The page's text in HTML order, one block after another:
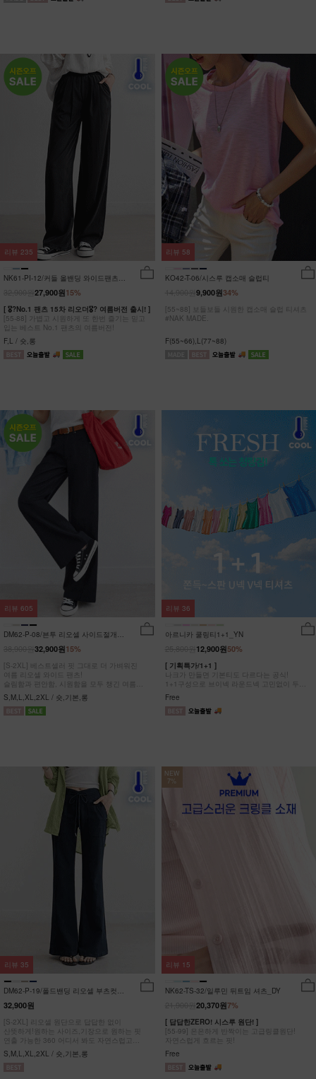
NK61-PI-12/커들 올밴딩 와이드팬츠
15%
27,900원
[ 🎖?No.1 팬츠 15차 리오더🎖? 여름버전 출시! ]
[55-88] 가볍고 시원하게 또 한번 즐기는 믿고
입는 베스트 No.1 팬츠의 여름버전!
F,L / 숏,롱
리뷰 235
KO42-T-06/시스루 캡소매 슬럽티
34%
9,900원
[55~88] 보들보들 시원한 캡소매 슬럽 티셔츠
#NAK MADE.
F(55~66),L(77~88)
리뷰 58
DM62-P-08/븐투 리오셀 사이드절개팬
15%
32,900원
[S-2XL] 베스트셀러 핏 그대로 더 가벼워진
여름 리오셀 와이드 팬츠!
슬림함과 편안함, 시원함을 모두 챙긴 여름
완전정복 팬츠
S,M,L,XL,2XL / 숏,기본,롱
리뷰 605
아르니카 쿨링티1+1_YN
50%
12,900원
[ 기획특가/1+1 ]
나크가 만들면 기본티도 다르다는 공식!
1+1구성으로 브이넥 라운드넥 고민없이 두장
다 챙겨가세요
Free
리뷰 36
DM62-P-19/폴드밴딩 리오셀 부츠컷팬
츠_HR
32,900원
[S-2XL] 리오셀 원단으로 답답한 없이
산뜻하게!원하는 사이즈,기장으로 원하는 핏
연출 가능한 360 어디서 봐도 자연스럽고
균형잡힌 부츠컷 팬츠
S,M,L,XL,2XL / 숏,기본,롱
리뷰 35
NEW
7%
NK62-TS-32/일루민 뒤트임 셔츠_DY
7%
20,370원
[ 답답한ZERO! 시스루 원단! ]
[55-99] 은은하게 반짝이는 고급링클원단!
자연스럽게 흐르는 핏!
Free
리뷰 15